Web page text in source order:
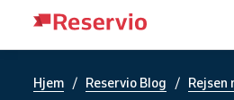
Hjem / Reservio Blog / Rejsen